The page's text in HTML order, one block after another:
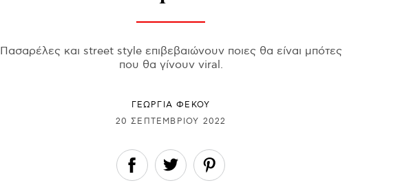
Πασαρέλες και street style επιβεβαιώνουν ποιες θα είναι μπότες
που θα γίνουν viral.
ΓΕΩΡΓΙΑ ΦΕΚΟΥ
20 ΣΕΠΤΕΜΒΡΊΟΥ 2022